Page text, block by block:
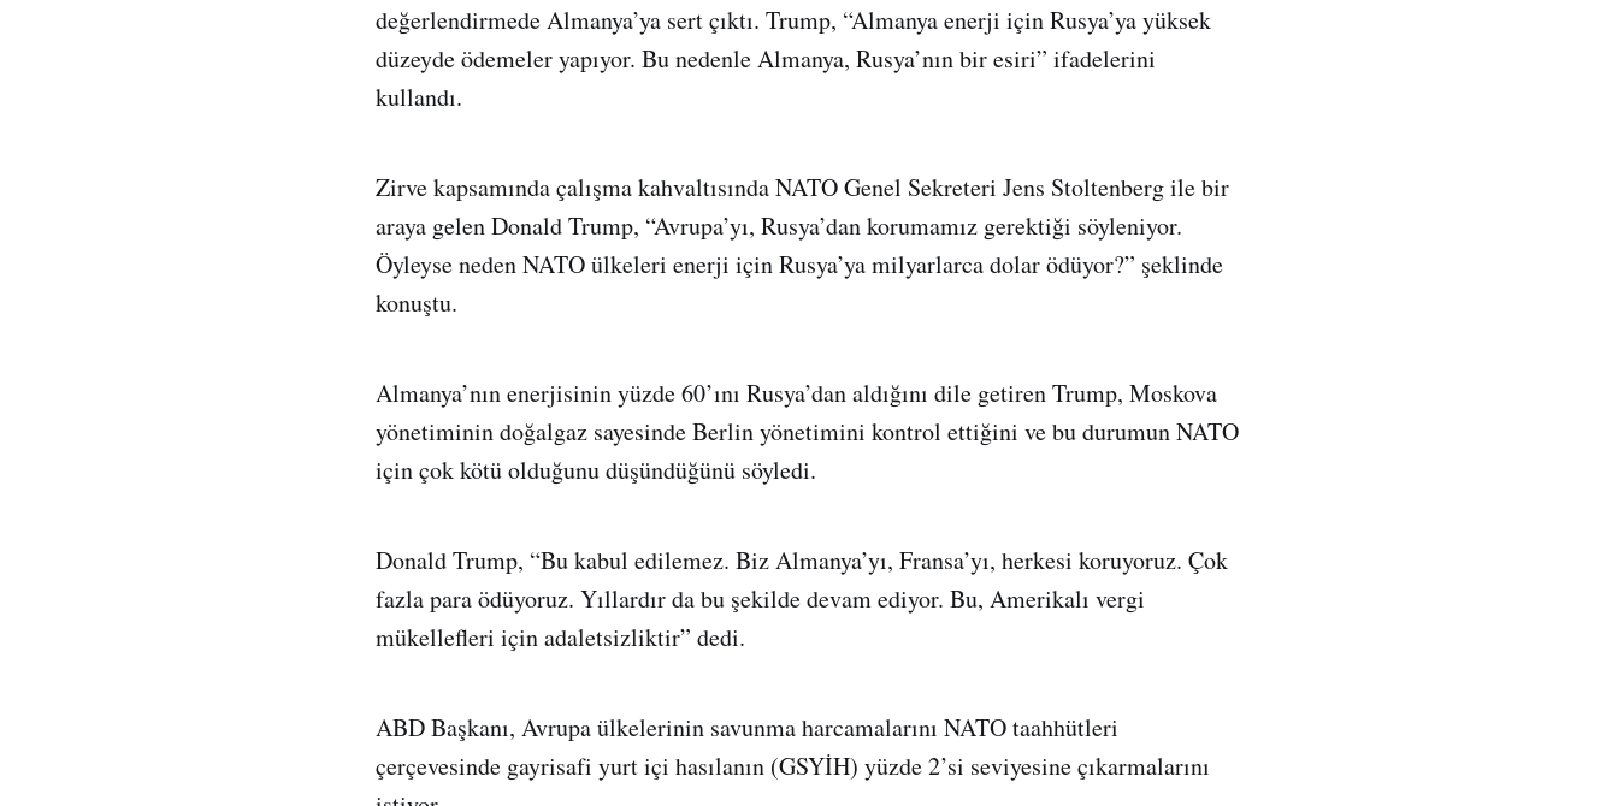
değerlendirmede Almanya’ya sert çıktı. Trump, “Almanya enerji için Rusya’ya yüksek
düzeyde ödemeler yapıyor. Bu nedenle Almanya, Rusya’nın bir esiri” ifadelerini
kullandı.
Zirve kapsamında çalışma kahvaltısında NATO Genel Sekreteri Jens Stoltenberg ile bir
araya gelen Donald Trump, “Avrupa’yı, Rusya’dan korumamız gerektiği söyleniyor.
Öyleyse neden NATO ülkeleri enerji için Rusya’ya milyarlarca dolar ödüyor?” şeklinde
konuştu.
Almanya’nın enerjisinin yüzde 60’ını Rusya’dan aldığını dile getiren Trump, Moskova
yönetiminin doğalgaz sayesinde Berlin yönetimini kontrol ettiğini ve bu durumun NATO
için çok kötü olduğunu düşündüğünü söyledi.
Donald Trump, “Bu kabul edilemez. Biz Almanya’yı, Fransa’yı, herkesi koruyoruz. Çok
fazla para ödüyoruz. Yıllardır da bu şekilde devam ediyor. Bu, Amerikalı vergi
mükellefleri için adaletsizliktir” dedi.
ABD Başkanı, Avrupa ülkelerinin savunma harcamalarını NATO taahhütleri
çerçevesinde gayrisafi yurt içi hasılanın (GSYİH) yüzde 2’si seviyesine çıkarmalarını